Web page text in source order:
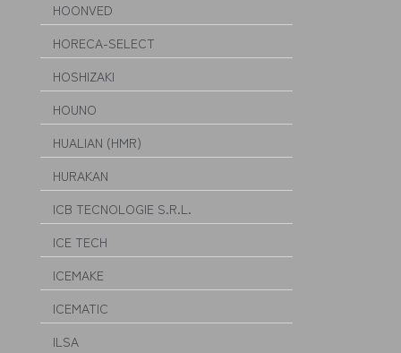
HOONVED
HORECA-SELECT
HOSHIZAKI
HOUNO
HUALIAN (HMR)
HURAKAN
ICB TECNOLOGIE S.R.L.
ICE TECH
ICEMAKE
ICEMATIC
ILSA